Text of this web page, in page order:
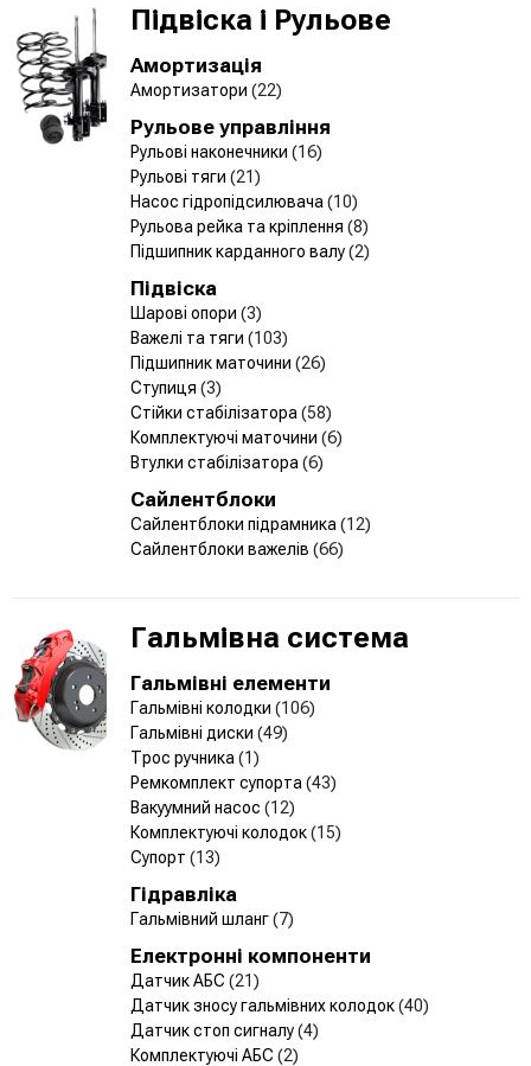
Підвіска і Рульове
Амортизація
Амортизатори (22)
Рульове управління
Рульові наконечники (16)
Рульові тяги (21)
Насос гідропідсилювача (10)
Рульова рейка та кріплення (8)
Підшипник карданного валу(2)
Підвіска
Шарові опори (3)
Важелі та тяги (103)
Підшипник маточини (26)
Ступиця (3)
Стійки стабілізатора (58)
Комплектуючі маточини (6)
Втулки стабілізатора (6)
Сайлентблоки
Сайлентблоки підрамника (12)
Сайлентблоки важелів (66)
Гальмівна система
Гальмівні елементи
Гальмівні колодки (106)
Гальмівні диски (49)
Трос ручника (1)
Ремкомплект супорта (43)
Вакуумний насос (12)
Комплектуючі колодок(15)
Супорт (13)
Гідравліка
Гальмівний шланг(7)
Електронні компоненти
Датчик АБС (21)
Датчик зносу гальмівних колодок(40)
Датчик стоп сигналу(4)
Комплектуючі АБС (2)